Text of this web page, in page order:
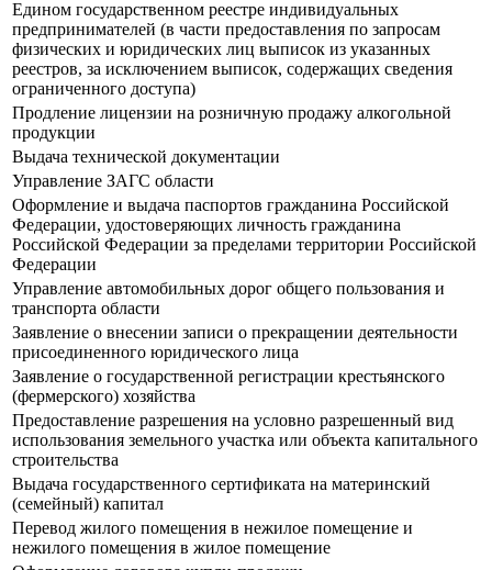
Едином государственном реестре индивидуальных
предпринимателей (в части предоставления по запросам
физических и юридических лиц выписок из указанных
реестров, за исключением выписок, содержащих сведения
ограниченного доступа)
Продление лицензии на розничную продажу алкогольной
продукции
Выдача технической документации
Управление ЗАГС области
Оформление и выдача паспортов гражданина Российской
Федерации, удостоверяющих личность гражданина
Российской Федерации за пределами территории Российской
Федерации
Управление автомобильных дорог общего пользования и
транспорта области
Заявление о внесении записи о прекращении деятельности
присоединенного юридического лица
Заявление о государственной регистрации крестьянского
(фермерского) хозяйства
Предоставление разрешения на условно разрешенный вид
использования земельного участка или объекта капитального
строительства
Выдача государственного сертификата на материнский
(семейный) капитал
Перевод жилого помещения в нежилое помещение и
нежилого помещения в жилое помещение